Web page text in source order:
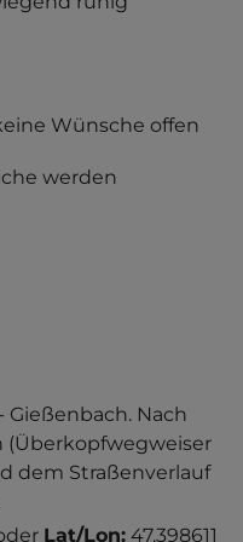
Wünsche offen
werden
Gießenbach. Nach
(Überkopfwegweiser
dem Straßenverlauf
Lat/Lon: 47.398611